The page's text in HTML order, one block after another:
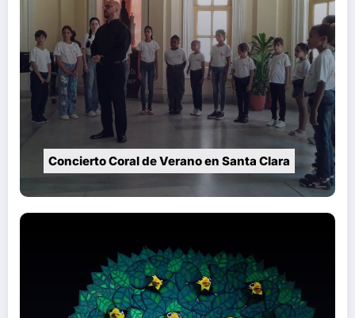
Concierto Coral de Verano en Santa Clara